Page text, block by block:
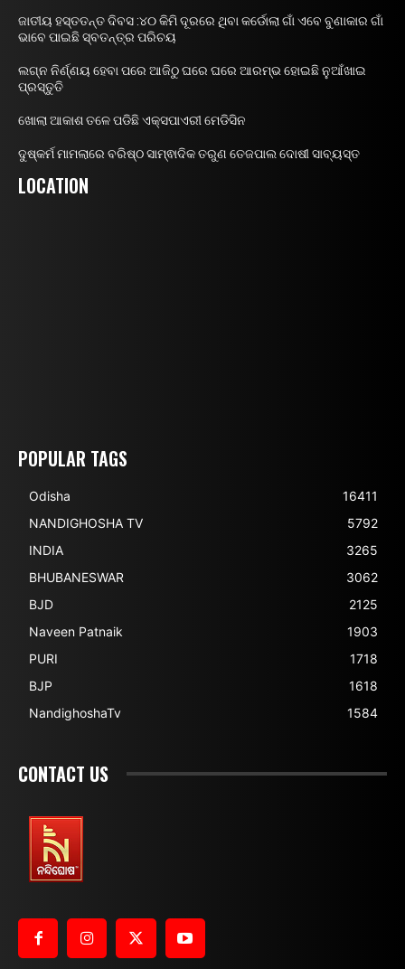
ଜାତୀୟ ହସ୍ତତନ୍ତ ଦିବସ :୪୦ କିମି ଦୂରରେ ଥିବା କର୍ଡୋଲା ଗାଁ ଏବେ ବୁଣାକାର ଗାଁ
ଭାବେ ପାଇଛି ସ୍ବତନ୍ତ୍ର ପରିଚୟ
ଲଗ୍ନ ନିର୍ଣ୍ଣୟ ହେବା ପରେ ଆଜିଠୁ ଘରେ ଘରେ ଆରମ୍ଭ ହୋଇଛି ନୁଆଁଖାଇ
ପ୍ରସ୍ତୁତି
ଖୋଲା ଆକାଶ ତଳେ ପଡିଛି ଏକ୍ସପାଏରୀ ମେଡିସିନ
ଦୁଷ୍କର୍ମ ମାମଲାରେ ବରିଷ୍ଠ ସାମ୍ଵାଦିକ ତରୁଣ ତେଜପାଲ ଦୋଷୀ ସାବ୍ୟସ୍ତ
LOCATION
POPULAR TAGS
Odisha
16411
NANDIGHOSHA TV
5792
INDIA
3265
BHUBANESWAR
3062
BJD
2125
Naveen Patnaik
1903
PURI
1718
BJP
1618
NandighoshaTv
1584
CONTACT US